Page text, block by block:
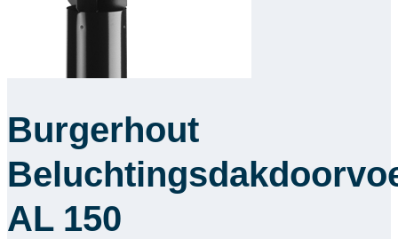
Burgerhout
AL 150